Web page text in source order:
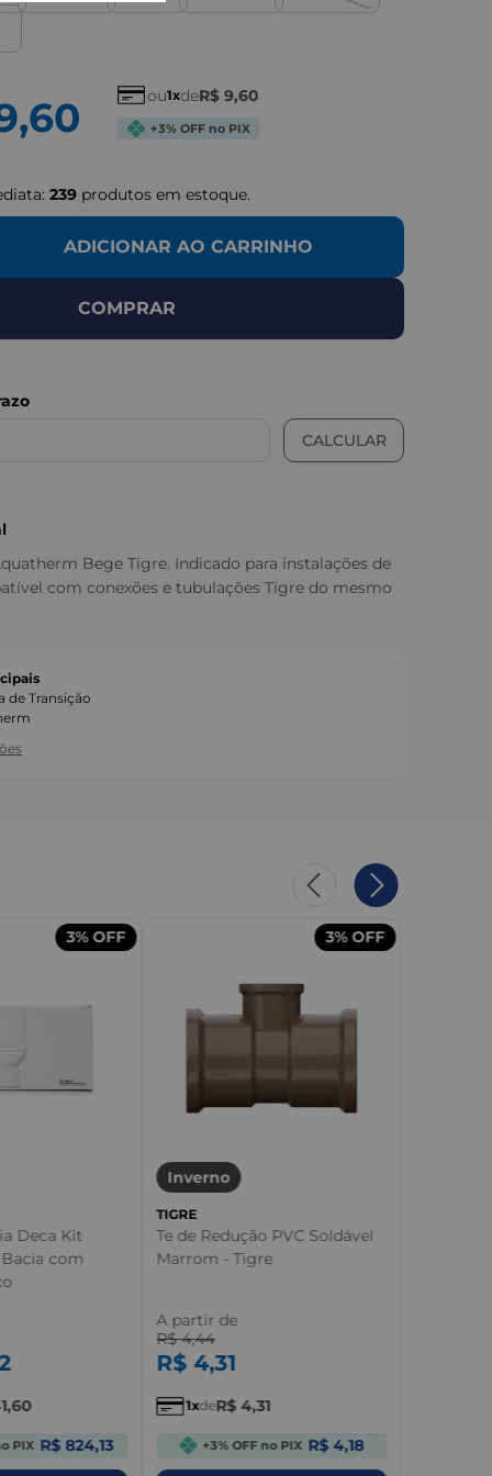
,60 ou1 deR$ 9,60
+3% OFF no PIX
239 produtos em estoque.
ADICIONAR AO CARRINHO
COMPRAR
Bege Tigre. Indicado para instalações de
com conexões e tubulações Tigre do mesmo
de Transição
3%OFF
Deca Kit
com
,60
PIX R$ 824,13
3%OFF
Inverno
TIGRE
Te de Redução PVC Soldável
Marrom - Tigre
A partir de
R$ 4,44
R$ 4,31
1 deR$ 4,31
+3% OFF no PIX R$ 4,18